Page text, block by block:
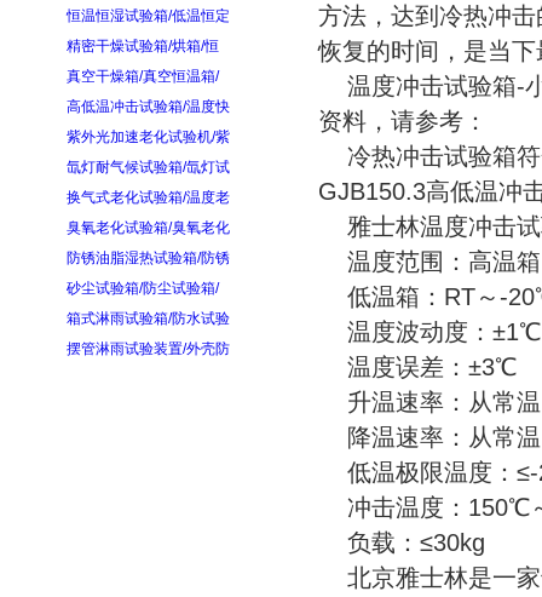
恒温恒湿试验箱/低温恒定
精密干燥试验箱/烘箱/恒
真空干燥箱/真空恒温箱/
高低温冲击试验箱/温度快
紫外光加速老化试验机/紫
氙灯耐气候试验箱/氙灯试
换气式老化试验箱/温度老
臭氧老化试验箱/臭氧老化
防锈油脂湿热试验箱/防锈
砂尘试验箱/防尘试验箱/
箱式淋雨试验箱/防水试验
摆管淋雨试验装置/外壳防
方法，达到冷热冲
恢复的时间，是当
温度冲击试验箱-
资料，请参考：
冷热冲击试验箱符
GJB150.3高低温冲
雅士林温度冲击试
温度范围：高温
低温箱：RT～-
温度波动度：±1℃
温度误差：±3℃
升温速率：从常
降温速率：从常
低温极限温度：
冲击温度：150℃
负载：≤30kg
北京雅士林是一家